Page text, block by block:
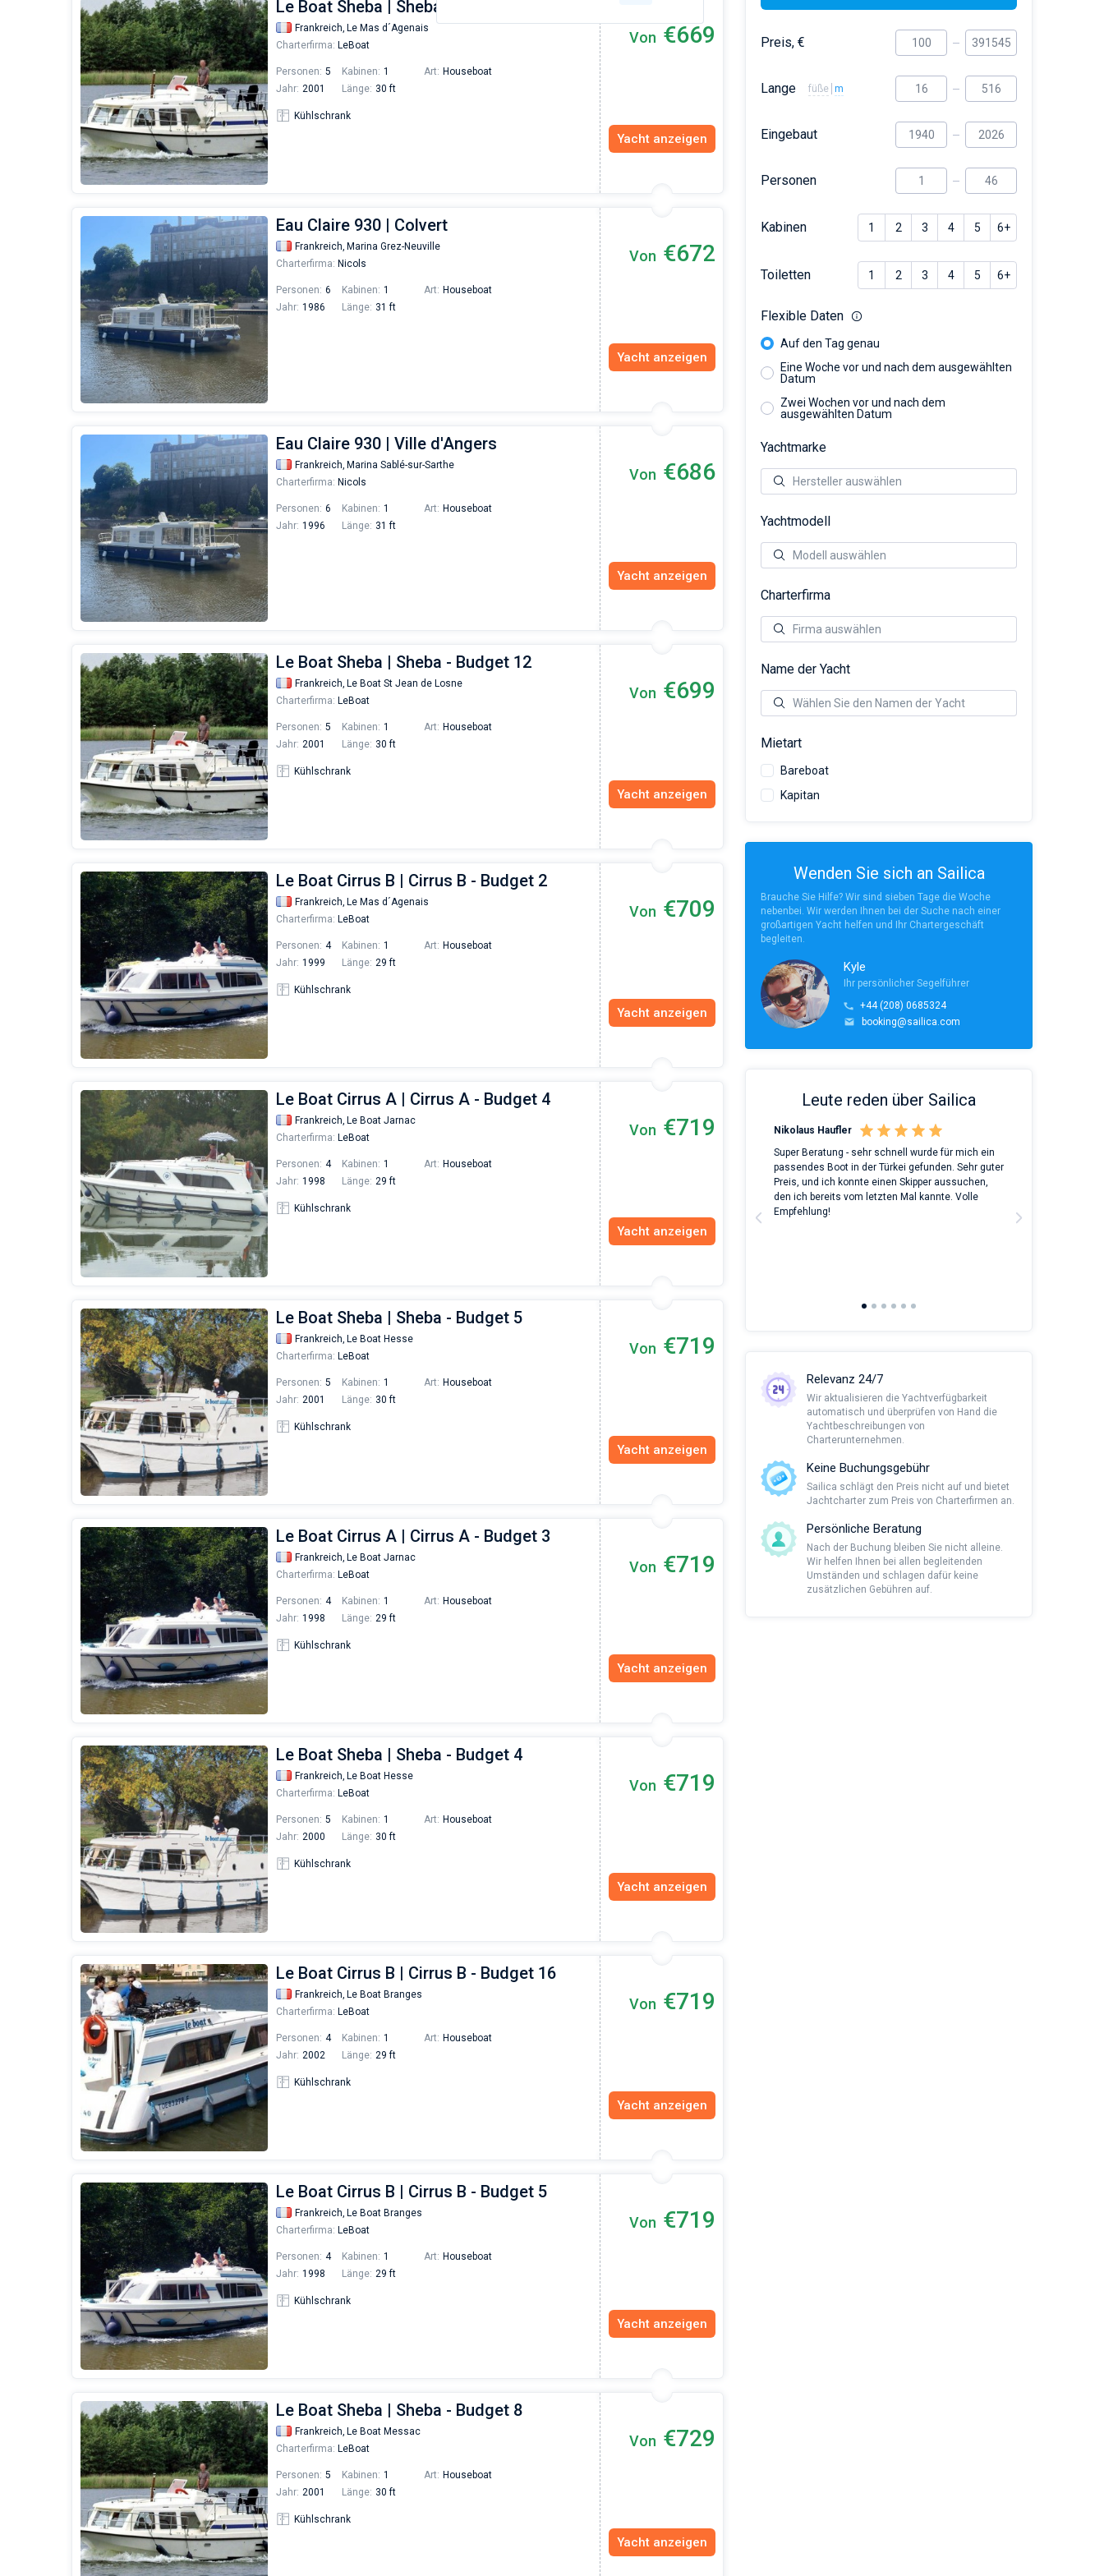
Golfe-Juan
Le Boat Sheba | Sheba - Budget 7
Frankreich, Le Mas d´Agenais
Charterfirma: LeBoat
Personen: 5 Kabinen: 1 Art: Houseboat
Jahr: 2001 Länge: 30 ft
Kühlschrank
Von €669
Yacht anzeigen
Eau Claire 930 | Colvert
Frankreich, Marina Grez-Neuville
Charterfirma: Nicols
Personen: 6 Kabinen: 1 Art: Houseboat
Jahr: 1986 Länge: 31 ft
Von €672
Yacht anzeigen
Eau Claire 930 | Ville d'Angers
Frankreich, Marina Sablé-sur-Sarthe
Charterfirma: Nicols
Personen: 6 Kabinen: 1 Art: Houseboat
Jahr: 1996 Länge: 31 ft
Von €686
Yacht anzeigen
Le Boat Sheba | Sheba - Budget 12
Frankreich, Le Boat St Jean de Losne
Charterfirma: LeBoat
Personen: 5 Kabinen: 1 Art: Houseboat
Jahr: 2001 Länge: 30 ft
Kühlschrank
Von €699
Yacht anzeigen
Le Boat Cirrus B | Cirrus B - Budget 2
Frankreich, Le Mas d´Agenais
Charterfirma: LeBoat
Personen: 4 Kabinen: 1 Art: Houseboat
Jahr: 1999 Länge: 29 ft
Kühlschrank
Von €709
Yacht anzeigen
Le Boat Cirrus A | Cirrus A - Budget 4
Frankreich, Le Boat Jarnac
Charterfirma: LeBoat
Personen: 4 Kabinen: 1 Art: Houseboat
Jahr: 1998 Länge: 29 ft
Kühlschrank
Von €719
Yacht anzeigen
Le Boat Sheba | Sheba - Budget 5
Frankreich, Le Boat Hesse
Charterfirma: LeBoat
Personen: 5 Kabinen: 1 Art: Houseboat
Jahr: 2001 Länge: 30 ft
Kühlschrank
Von €719
Yacht anzeigen
Le Boat Cirrus A | Cirrus A - Budget 3
Frankreich, Le Boat Jarnac
Charterfirma: LeBoat
Personen: 4 Kabinen: 1 Art: Houseboat
Jahr: 1998 Länge: 29 ft
Kühlschrank
Von €719
Yacht anzeigen
Le Boat Sheba | Sheba - Budget 4
Frankreich, Le Boat Hesse
Charterfirma: LeBoat
Personen: 5 Kabinen: 1 Art: Houseboat
Jahr: 2000 Länge: 30 ft
Kühlschrank
Von €719
Yacht anzeigen
Le Boat Cirrus B | Cirrus B - Budget 16
Frankreich, Le Boat Branges
Charterfirma: LeBoat
Personen: 4 Kabinen: 1 Art: Houseboat
Jahr: 2002 Länge: 29 ft
Kühlschrank
Von €719
Yacht anzeigen
Le Boat Cirrus B | Cirrus B - Budget 5
Frankreich, Le Boat Branges
Charterfirma: LeBoat
Personen: 4 Kabinen: 1 Art: Houseboat
Jahr: 1998 Länge: 29 ft
Kühlschrank
Von €719
Yacht anzeigen
Le Boat Sheba | Sheba - Budget 8
Frankreich, Le Boat Messac
Charterfirma: LeBoat
Personen: 5 Kabinen: 1 Art: Houseboat
Jahr: 2001 Länge: 30 ft
Kühlschrank
Von €729
Yacht anzeigen
Preis, €
Lange füße m
Eingebaut
Personen
Kabinen 1 2 3 4 5 6+
Toiletten 1 2 3 4 5 6+
Flexible Daten
Auf den Tag genau
Eine Woche vor und nach dem ausgewählten
Datum
Zwei Wochen vor und nach dem
ausgewählten Datum
Yachtmarke
Yachtmodell
Charterfirma
Name der Yacht
Mietart
Bareboat
Kapitan
Wenden Sie sich an Sailica
Brauche Sie Hilfe? Wir sind sieben Tage die Woche
nebenbei. Wir werden Ihnen bei der Suche nach einer
großartigen Yacht helfen und Ihr Chartergeschäft
begleiten.
Kyle
Ihr persönlicher Segelführer
+44 (208) 0685324
booking@sailica.com
Leute reden über Sailica
Excellent trip to Croatia! The trip was organized on
an excellent level since the very beginning - from
the yacht search to the trip itself. The team was
fast and responsive. Highly recommended to
everyone who wants to hang out with family on a
beautiful yacht or catamaran!
Nikolaus Haufler
Super Beratung - sehr schnell wurde für mich ein
passendes Boot in der Türkei gefunden. Sehr guter
Preis, und ich konnte einen Skipper aussuchen,
den ich bereits vom letzten Mal kannte. Volle
Empfehlung!
Relevanz 24/7
Wir aktualisieren die Yachtverfügbarkeit
automatisch und überprüfen von Hand die
Yachtbeschreibungen von
Charterunternehmen.
Keine Buchungsgebühr
Sailica schlägt den Preis nicht auf und bietet
Jachtcharter zum Preis von Charterfirmen an.
Persönliche Beratung
Nach der Buchung bleiben Sie nicht alleine.
Wir helfen Ihnen bei allen begleitenden
Umständen und schlagen dafür keine
zusätzlichen Gebühren auf.